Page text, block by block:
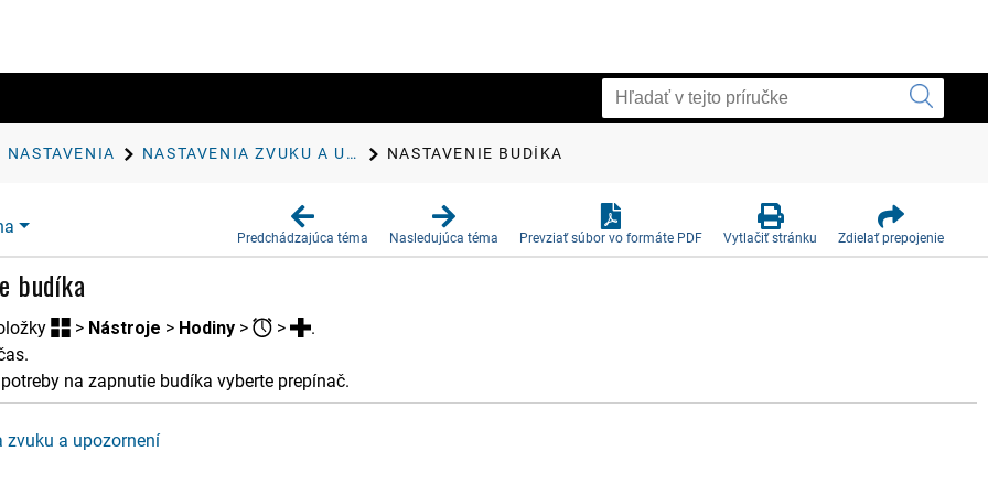
NASTAVENIA NASTAVENIA ZVUKU A UPOZORNENÍ NASTAVENIE BUDÍKA
Predchádzajúca téma Nasledujúca téma Prevziať súbor vo formáte PDF Vytlačiť stránku Zdielať prepojenie
budíka
> Nástroje > Hodiny > >
.
na zapnutie budíka vyberte prepínač.
zvuku a upozornení